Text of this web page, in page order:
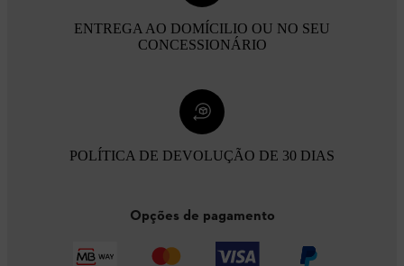
ENTREGA AO DOMÍCILIO OU NO SEU
CONCESSIONÁRIO
POLÍTICA DE DEVOLUÇÃO DE 30 DIAS
Opções de pagamento